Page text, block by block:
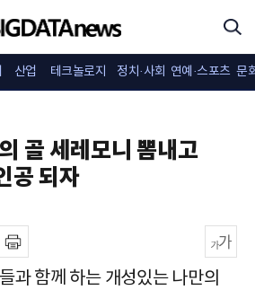
산업 테크놀로지 정치·사회 연예·스포츠 문
골 세레모니 뽐내고
공 되자
과 함께 하는 개성있는 나만의